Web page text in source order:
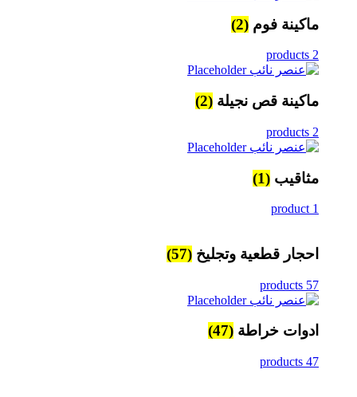
ماكينة فوم (2)
2 products
ماكينة قص نجيلة (2)
2 products
مثاقيب (1)
1 product
احجار قطعية وتجليخ (57)
57 products
ادوات خراطة (47)
47 products